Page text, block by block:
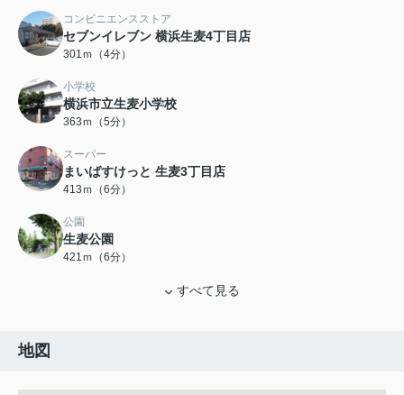
コンビニエンスストア
セブンイレブン 横浜生麦4丁目店
301ｍ（4分）
小学校
横浜市立生麦小学校
363ｍ（5分）
スーパー
まいばすけっと 生麦3丁目店
413ｍ（6分）
公園
生麦公園
421ｍ（6分）
すべて見る
地図